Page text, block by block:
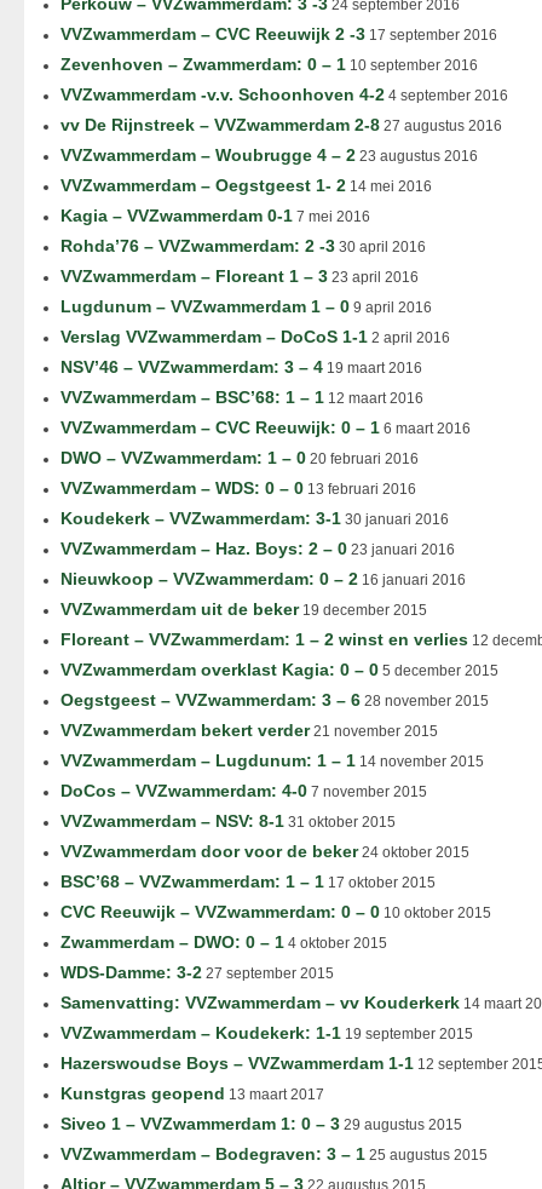
24 september 2016
VVZwammerdam – CVC Reeuwijk 2 -3 17 september 2016
Zevenhoven – Zwammerdam: 0 – 1 10 september 2016
VVZwammerdam -v.v. Schoonhoven 4-2 4 september 2016
vv De Rijnstreek – VVZwammerdam 2-8 27 augustus 2016
VVZwammerdam – Woubrugge 4 – 2 23 augustus 2016
VVZwammerdam – Oegstgeest 1- 2 14 mei 2016
Kagia – VVZwammerdam 0-1 7 mei 2016
Rohda’76 – VVZwammerdam: 2 -3 30 april 2016
VVZwammerdam – Floreant 1 – 3 23 april 2016
Lugdunum – VVZwammerdam 1 – 0 9 april 2016
Verslag VVZwammerdam – DoCoS 1-1 2 april 2016
NSV’46 – VVZwammerdam: 3 – 4 19 maart 2016
VVZwammerdam – BSC’68: 1 – 1 12 maart 2016
VVZwammerdam – CVC Reeuwijk: 0 – 1 6 maart 2016
DWO – VVZwammerdam: 1 – 0 20 februari 2016
VVZwammerdam – WDS: 0 – 0 13 februari 2016
Koudekerk – VVZwammerdam: 3-1 30 januari 2016
VVZwammerdam – Haz. Boys: 2 – 0 23 januari 2016
Nieuwkoop – VVZwammerdam: 0 – 2 16 januari 2016
VVZwammerdam uit de beker19 december 2015
Floreant – VVZwammerdam: 1 – 2 winst en verlies 12
VVZwammerdam overklast Kagia: 0 – 0 5 december 2015
Oegstgeest – VVZwammerdam: 3 – 6 28 november 2015
VVZwammerdam bekert verder21 november 2015
VVZwammerdam – Lugdunum: 1 – 1 14 november 2015
DoCos – VVZwammerdam: 4-0 7 november 2015
VVZwammerdam – NSV: 8-1 31 oktober 2015
VVZwammerdam door voor de beker24 oktober 2015
BSC’68 – VVZwammerdam: 1 – 1 17 oktober 2015
CVC Reeuwijk – VVZwammerdam: 0 – 0 10 oktober 2015
Zwammerdam – DWO: 0 – 1 4 oktober 2015
WDS-Damme: 3-2 27 september 2015
Samenvatting: VVZwammerdam – vv Kouderkerk 14 maart
VVZwammerdam – Koudekerk: 1-1 19 september 2015
Hazerswoudse Boys – VVZwammerdam 1-1 12 september
Kunstgras geopend 13 maart 2017
Siveo 1 – VVZwammerdam 1: 0 – 3 29 augustus 2015
VVZwammerdam – Bodegraven: 3 – 1 25 augustus 2015
Altior – VVZwammerdam 5 – 3 22 augustus 2015